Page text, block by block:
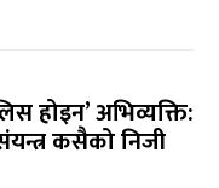
होइन’ अभिव्यक्ति:
कसैको निजी